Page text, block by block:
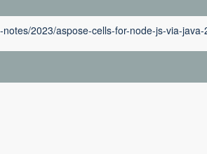
2023/aspose-cells-for-node-js-via-